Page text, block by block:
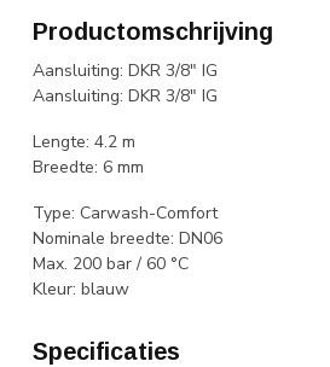
Productomschrijving
Aansluiting: DKR 3/8" IG
Aansluiting: DKR 3/8" IG
Lengte: 4.2 m
Breedte: 6 mm
Type: Carwash-Comfort
Nominale breedte: DN06
Max. 200 bar / 60 °C
Kleur: blauw
Specificaties